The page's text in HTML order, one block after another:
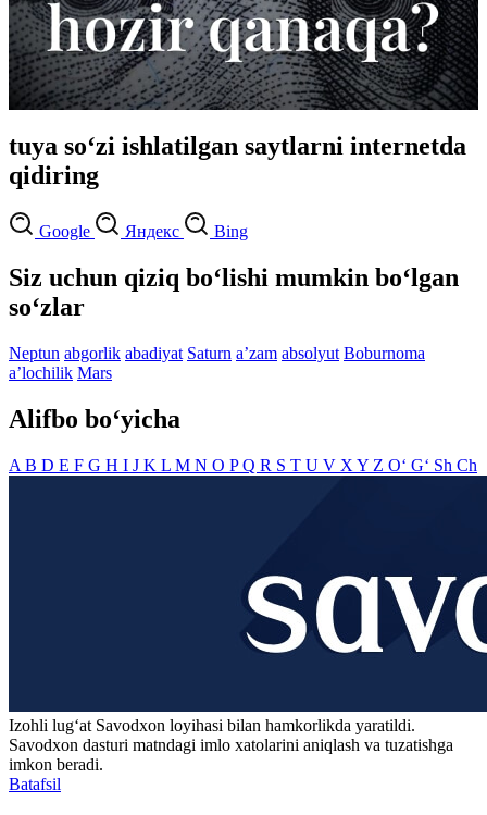
tuya so‘zi ishlatilgan saytlarni internetda
qidiring
Google Яндекс Bing
Siz uchun qiziq bo‘lishi mumkin bo‘lgan
so‘zlar
Neptun abgorlik abadiyat Saturn aʼzam absolyut Boburnoma
aʼlochilik Mars
Alifbo bo‘yicha
A B D E F G H I J K L M N O PQ R S T U V X Y Z O‘ G‘ Sh Ch
Izohli lugʻat Savodxon loyihasi bilan hamkorlikda yaratildi.
Savodxon dasturi matndagi imlo xatolarini aniqlash va tuzatishga
imkon beradi.
Batafsil